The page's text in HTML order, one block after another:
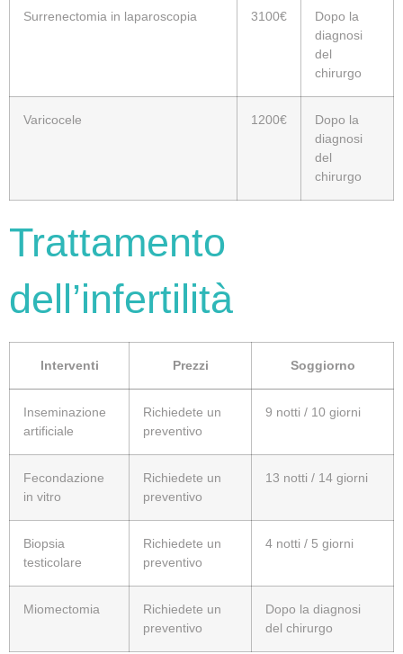
Surrenectomia in laparoscopia 3100€
Dopo la
diagnosi
del
chirurgo
Varicocele 1200€
Dopo la
diagnosi
del
chirurgo
Trattamento
dell’infertilità
Interventi Prezzi Soggiorno
Inseminazione
artificiale
Richiedete un
preventivo
9 notti / 10 giorni
Fecondazione
in vitro
Richiedete un
preventivo
13 notti / 14 giorni
Biopsia
testicolare
Richiedete un
preventivo
4 notti / 5 giorni
Miomectomia
Richiedete un
preventivo
Dopo la diagnosi
del chirurgo